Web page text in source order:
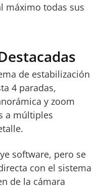
máximo todas sus
de estabilización
4 paradas,
y zoom
a múltiples
software, pero se
con el sistema
de la cámara